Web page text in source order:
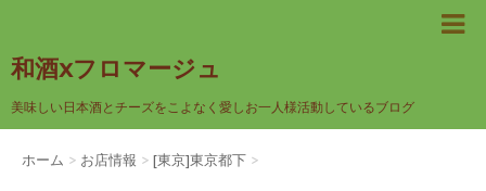
和酒xフロマージュ
美味しい日本酒とチーズをこよなく愛しお一人様活動しているブログ
ホーム > お店情報 > [東京]東京都下 >